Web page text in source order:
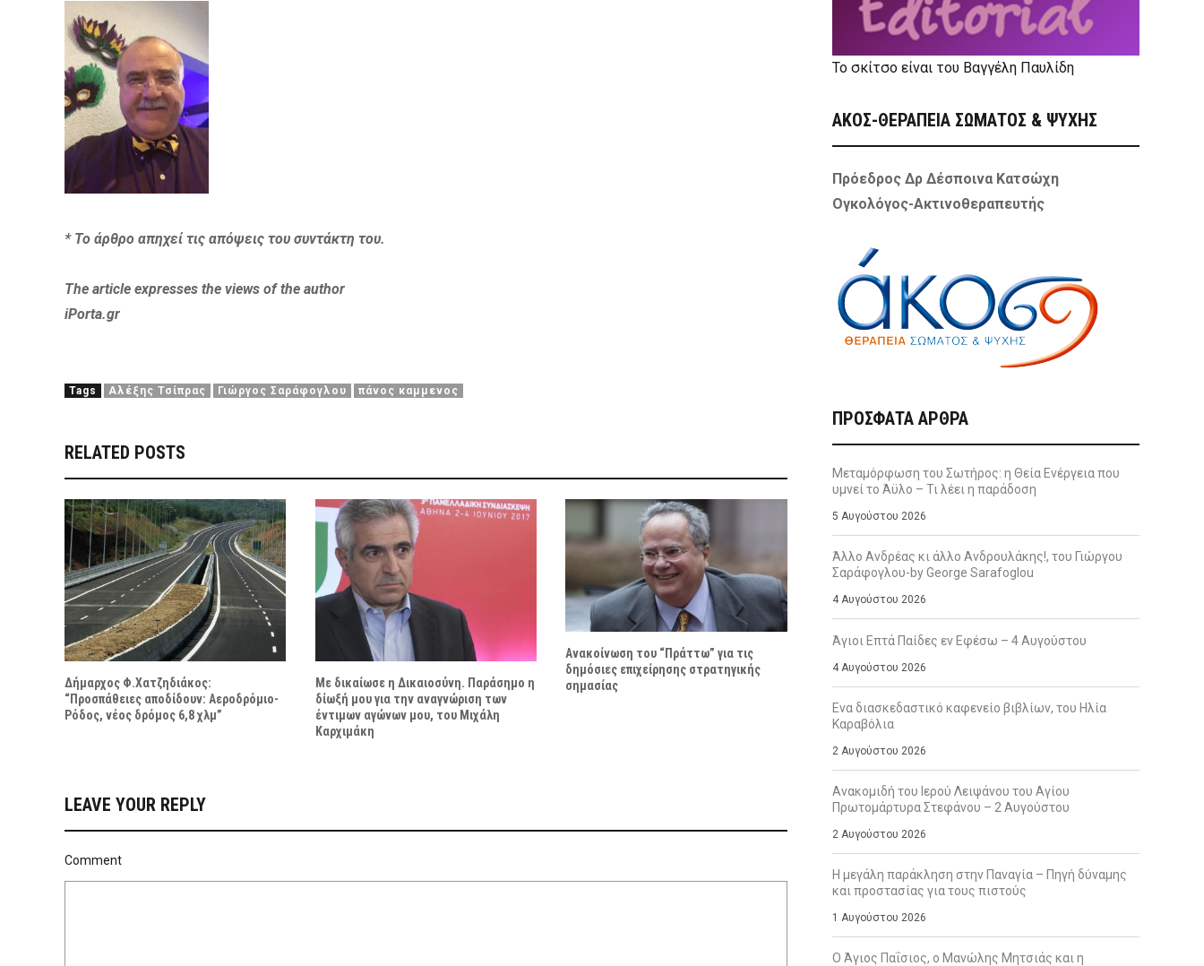
* Το άρθρο απηχεί τις απόψεις του συντάκτη του.
The article expresses the views of the author
iPorta.gr
Tags Αλέξης Τσίπρας Γιώργος Σαράφογλου πάνος καμμενος
RELATED POSTS
Δήμαρχος Φ.Χατζηδιάκος:
“Προσπάθειες αποδίδουν: Αεροδρόμιο-
Ρόδος, νέος δρόμος 6,8 χλμ”
Με δικαίωσε η Δικαιοσύνη. Παράσημο η
δίωξή μου για την αναγνώριση των
έντιμων αγώνων μου, του Μιχάλη
Καρχιμάκη
Ανακοίνωση του “Πράττω” για τις
δημόσιες επιχείρησης στρατηγικής
σημασίας
LEAVE YOUR REPLY
Comment
Το σκίτσο είναι του Βαγγέλη Παυλίδη
ΑΚΟΣ-ΘΕΡΑΠΕΙΑ ΣΩΜΑΤΟΣ & ΨΥΧΗΣ
Πρόεδρος Δρ Δέσποινα Κατσώχη
Ογκολόγος-Ακτινοθεραπευτής
ΠΡΌΣΦΑΤΑ ΆΡΘΡΑ
Μεταμόρφωση του Σωτήρος: η Θεία Ενέργεια που
υμνεί το Άϋλο – Τι λέει η παράδοση
5 Αυγούστου 2026
Άλλο Ανδρέας κι άλλο Ανδρουλάκης!, του Γιώργου
Σαράφογλου-by George Sarafoglou
4 Αυγούστου 2026
Άγιοι Επτά Παίδες εν Εφέσω – 4 Αυγούστου
4 Αυγούστου 2026
Ενα διασκεδαστικό καφενείο βιβλίων, του Ηλία
Καραβόλια
2 Αυγούστου 2026
Ανακομιδή του Ιερού Λειψάνου του Αγίου
Πρωτομάρτυρα Στεφάνου – 2 Αυγούστου
2 Αυγούστου 2026
Η μεγάλη παράκληση στην Παναγία – Πηγή δύναμης
και προστασίας για τους πιστούς
1 Αυγούστου 2026
Ο Άγιος Παΐσιος, ο Μανώλης Μητσιάς και η